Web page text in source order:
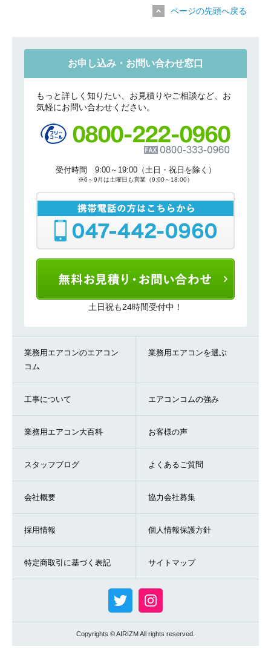
ページの先頭へ戻る
お申し込み・お問い合わせ窓口
もっと詳しく知りたい、お見積りやご相談など、お
気軽にお問い合わせください。
受付時間 9:00～19:00（土日・祝日を除く）
※6～9月は土曜日も営業（9:00～18:00）
土日祝も24時間受付中！
業務用エアコンのエアコン
コム
業務用エアコンを選ぶ
工事について エアコンコムの強み
業務用エアコン大百科 お客様の声
スタッフブログ よくあるご質問
会社概要 協力会社募集
採用情報 個人情報保護方針
特定商取引に基づく表記 サイトマップ
Copyrights © AIRIZM All rights reserved.